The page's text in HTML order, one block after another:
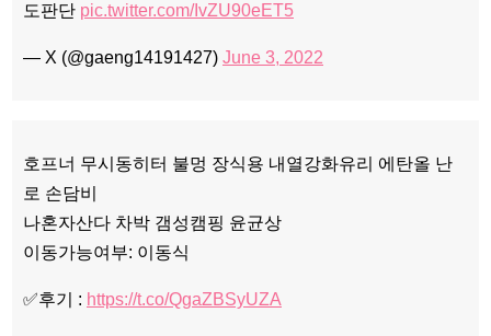
도판단 pic.twitter.com/IvZU90eET5
— X (@gaeng14191427) June 3, 2022
호프너 무시동히터 불멍 장식용 내열강화유리 에탄올 난
로 손담비
나혼자산다 차박 갬성캠핑 윤균상
이동가능여부: 이동식
✅후기 : https://t.co/QgaZBSyUZA